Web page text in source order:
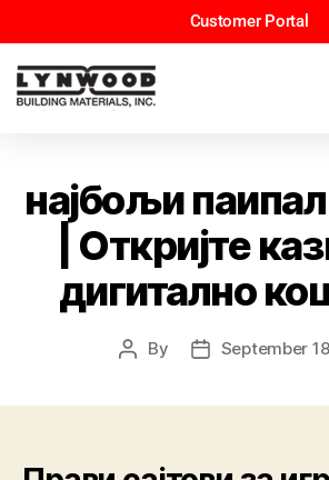
Customer Portal
најбољи
| Откријте
дигитално
By September